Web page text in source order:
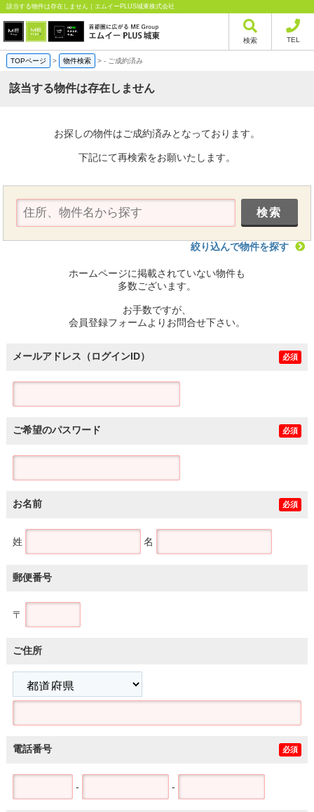
該当する物件は存在しません｜エムイーPLUS城東株式会社
検索 TEL
TOPページ > 物件検索 >- ご成約済み
該当する物件は存在しません
お探しの物件はご成約済みとなっております。
下記にて再検索をお願いたします。
絞り込んで物件を探す
ホームページに掲載されていない物件も
多数ございます。
お手数ですが、
会員登録フォームよりお問合せ下さい。
メールアドレス（ログインID） 必須
ご希望のパスワード 必須
お名前 必須
姓 名
郵便番号
〒
ご住所
電話番号 必須
- -